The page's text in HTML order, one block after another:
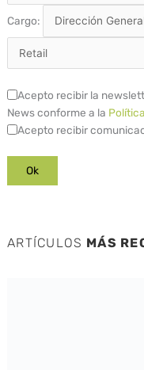
Cargo:
Acepto recibir la
News conforme a la
Acepto recibir
ARTÍCULOS MÁS